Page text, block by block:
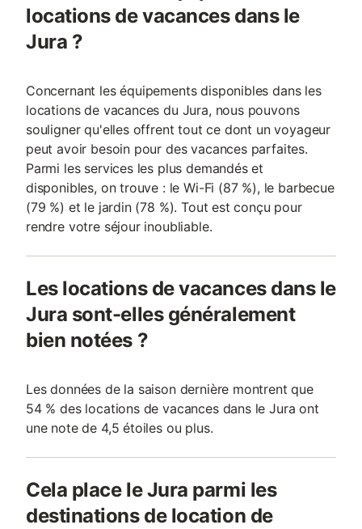
locations de vacances dans le
Jura ?
Concernant les équipements disponibles dans les
locations de vacances du Jura, nous pouvons
souligner qu'elles offrent tout ce dont un voyageur
peut avoir besoin pour des vacances parfaites.
Parmi les services les plus demandés et
disponibles, on trouve : le Wi-Fi (87 %), le barbecue
(79 %) et le jardin (78 %). Tout est conçu pour
rendre votre séjour inoubliable.
Les locations de vacances dans le
Jura sont-elles généralement
bien notées ?
Les données de la saison dernière montrent que
54 % des locations de vacances dans le Jura ont
une note de 4,5 étoiles ou plus.
Cela place le Jura parmi les
destinations de location de